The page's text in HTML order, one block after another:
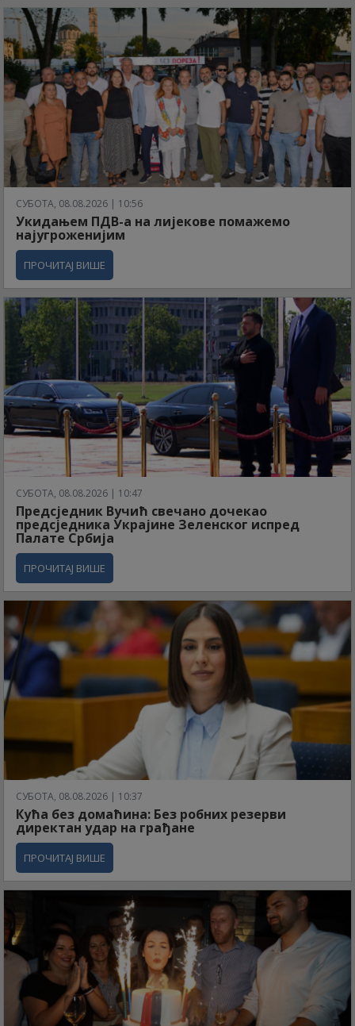
СУБОТА, 08.08.2026 | 10:56
Укидањем ПДВ-а на лијекове помажемо
најугроженијим
ПРОЧИТАЈ ВИШЕ
СУБОТА, 08.08.2026 | 10:47
Предсједник Вучић свечано дочекао
предсједника Украјине Зеленског испред
Палате Србија
ПРОЧИТАЈ ВИШЕ
СУБОТА, 08.08.2026 | 10:37
Кућа без домаћина: Без робних резерви
директан удар на грађане
ПРОЧИТАЈ ВИШЕ